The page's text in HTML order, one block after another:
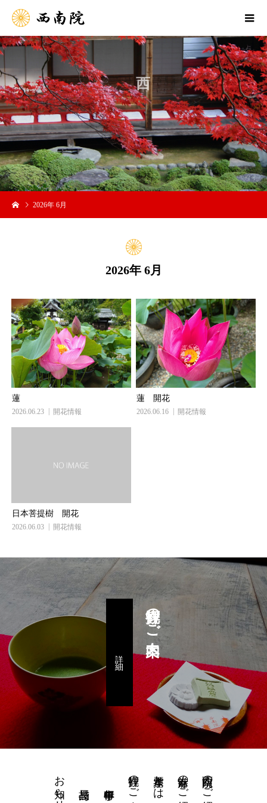
か
2026年 6月
2026年 6月
蓮
2026.06.23 開花情報
蓮 開花
2026.06.16 開花情報
日本菩提樹 開花
2026.06.03 開花情報
拝観のご案内
西南院のご紹介
當麻寺のご紹介
水琴窟とは
拝観のご案内
お知らせ